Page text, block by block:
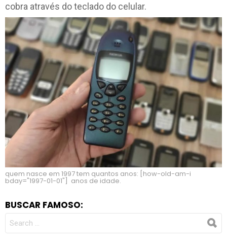
cobra através do teclado do celular.
quem nasce em 1997 tem quantos anos: [how-old-am-i
bday="1997-01-01"] anos de idade.
BUSCAR FAMOSO:
FOR: